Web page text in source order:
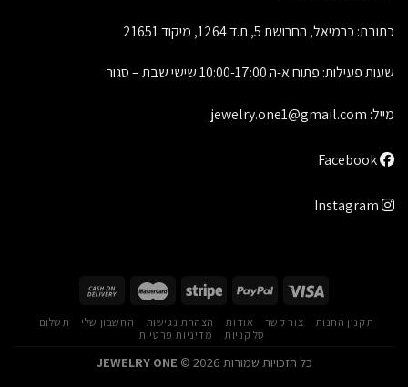
כתובת: כרמיאל, החרושת 5, ת.ד 1264, מיקוד 21651
שעות פעילות: פתוח א-ה 10:00-17:00 שישי שבת – סגור
מייל: jewelry.one1@gmail.com
תקנון החנות צור קשר אודות הצהרת נגישות החשבון שלי
תשלום
סל קניות
מדיניות פרטיות
כל הזכויות שמורות 2026 © JEWELRY ONE